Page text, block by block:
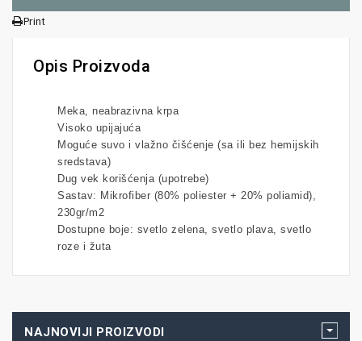
Print
Opis Proizvoda
Meka, neabrazivna krpa
Visoko upijajuća
Moguće suvo i vlažno čišćenje (sa ili bez hemijskih
sredstava)
Dug vek korišćenja (upotrebe)
Sastav: Mikrofiber (80% poliester + 20% poliamid),
230gr/m2
Dostupne boje: svetlo zelena, svetlo plava, svetlo
roze i žuta
NAJNOVIJI PROIZVODI